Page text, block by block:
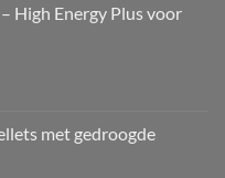
High Energy Plus voor
met gedroogde